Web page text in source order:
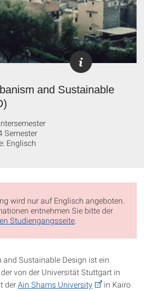
and Sustainable
Semester
Englisch
wird nur auf Englisch angeboten.
entnehmen Sie bitte der
Studiengangsseite
and Sustainable Design ist ein
von der Universität Stuttgart in
derAin Shams University
in Kairo